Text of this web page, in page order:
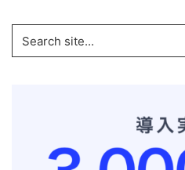
for: